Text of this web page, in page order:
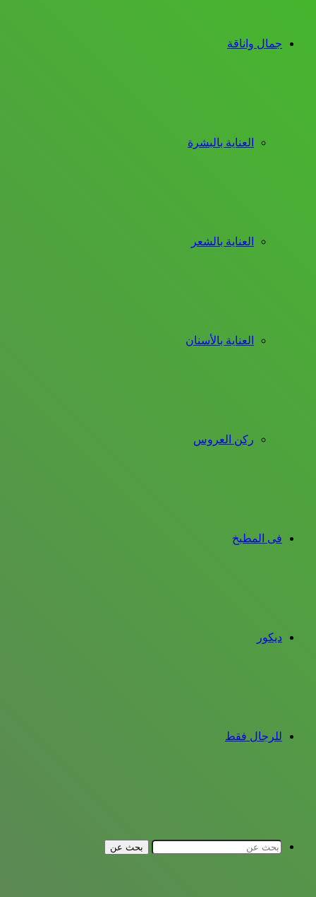
جمال واناقة
العناية بالبشرة
العناية بالشعر
العناية بالأسنان
ركن العروس
فى المطبخ
ديكور
للرجال فقط
بحث عن